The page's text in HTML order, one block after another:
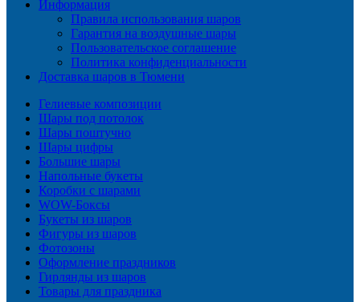
Информация
Правила использования шаров
Гарантия на воздушные шары
Пользовательское соглашение
Политика конфиденциальности
Доставка шаров в Тюмени
Гелиевые композиции
Шары под потолок
Шары поштучно
Шары цифры
Большие шары
Напольные букеты
Коробки с шарами
WOW-Боксы
Букеты из шаров
Фигуры из шаров
Фотозоны
Оформление праздников
Гирлянды из шаров
Товары для праздника